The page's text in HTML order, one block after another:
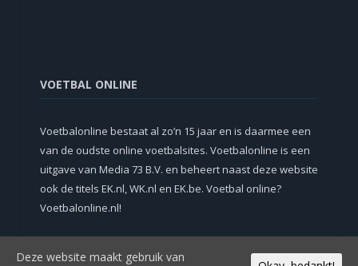
VOETBAL ONLINE
Voetbalonline bestaat al zo’n 15 jaar en is daarmee een
van de oudste online voetbalsites. Voetbalonline is een
uitgave van Media 73 B.V. en beheert naast deze website
ook de titels EK.nl, WK.nl en EK.be. Voetbal online?
Voetbalonline.nl!
Deze website maakt gebruik van